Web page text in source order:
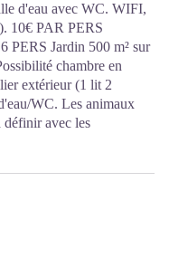
d'eau avec WC. WIFI,
10€ PAR PERS
Jardin 500 m² sur
chambre en
extérieur (1 lit 2
WC. Les animaux
définir avec les